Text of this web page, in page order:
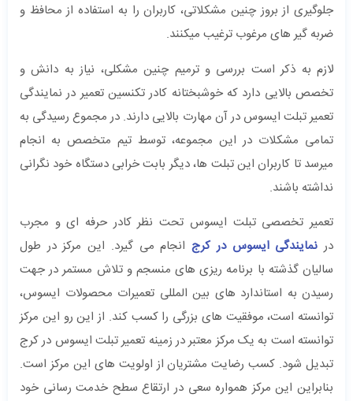
جلوگیری از بروز چنین مشکلاتی، کاربران را به استفاده از محافظ و
ضربه گیر های مرغوب ترغیب میکنند.
لازم به ذکر است بررسی و ترمیم چنین مشکلی، نیاز به دانش و
تخصص بالایی دارد که خوشبختانه کادر تکنسین تعمیر در نمایندگی
تعمیر تبلت ایسوس در آن مهارت بالایی دارند. در مجموع رسیدگی به
تمامی مشکلات در این مجموعه، توسط تیم متخصص به انجام
میرسد تا کاربران این تبلت ها، دیگر بابت خرابی دستگاه خود نگرانی
نداشته باشند.
تعمیر تخصصی تبلت ایسوس تحت نظر کادر حرفه ای و مجرب
در نمایندگی ایسوس در کرجانجام می گیرد. این مرکز در طول
سالیان گذشته با برنامه ریزی های منسجم و تلاش مستمر در جهت
رسیدن به استاندارد های بین المللی تعمیرات محصولات ایسوس،
توانسته است، موفقیت های بزرگی را کسب کند. از این رو این مرکز
توانسته است به یک مرکز معتبر در زمینه تعمیر تبلت ایسوس در کرج
تبدیل شود. کسب رضایت مشتریان از اولویت های این مرکز است.
بنابراین این مرکز همواره سعی در ارتقاع سطح خدمت رسانی خود